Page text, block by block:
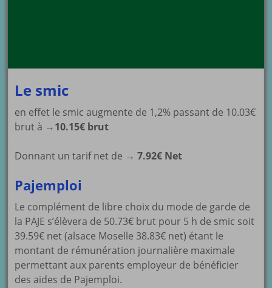
Le smic
en effet le smic augmente de 1,2% passant de 10.03€
brut à →10.15€ brut
Donnant un tarif net de →7.92€ Net
Pajemploi
Le complément de libre choix du mode de garde de
la PAJE s’élèvera de 50.73€ brut pour 5 h de smic soit
39.59€ net (alsace Moselle 38.83€ net) étant le
montant de rémunération journalière maximale
permettant aux parents employeur de bénéficier
des aides de Pajemploi.